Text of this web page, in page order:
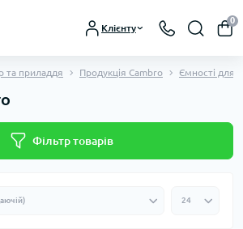
Клієнту
0
та приладдя Продукція Cambro Ємності для
Фільтр товарів